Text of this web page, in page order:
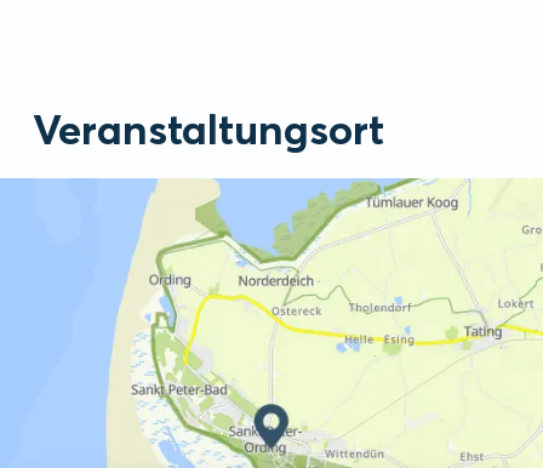
Veranstaltungsort